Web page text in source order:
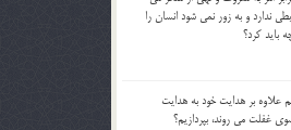
ندارد و به زور نمي شود انسان را
بايد كرد؟
علاوه بر هدايت خود به هدايت
غفلت مي روند، بپردازيم؟